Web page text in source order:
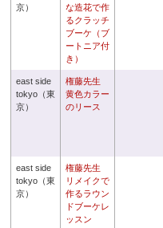
京）
な造花で作
るクラッチ
ブーケ（ブ
ートニア付
き）
east side
tokyo（東
京）
権藤先生
黄色カラー
のリース
east side
tokyo（東
京）
権藤先生
リメイクで
作るラウン
ドブーケレ
ッスン